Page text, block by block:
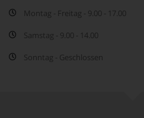
Montag - Freitag - 9.00 - 17.00
Samstag - 9.00 - 14.00
Sonntag - Geschlossen